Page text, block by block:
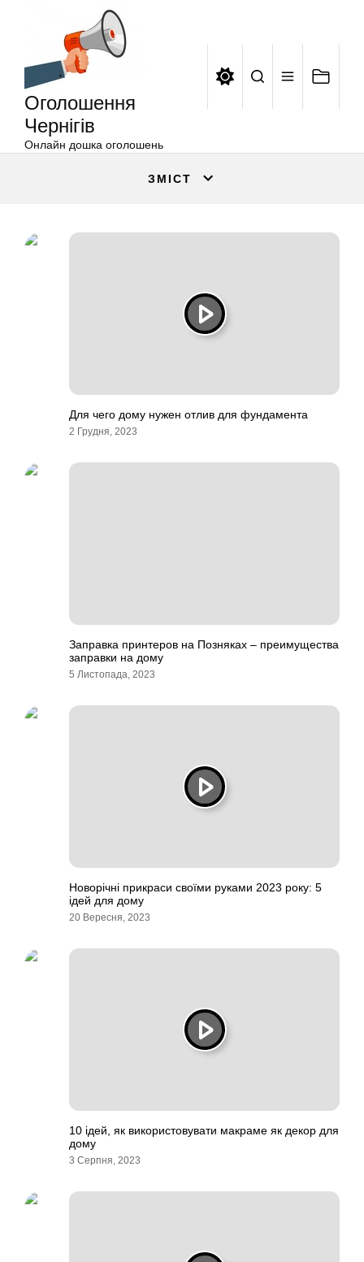
Оголошення
Чернігів
Онлайн дошка оголошень
ЗМІСТ
Для чего дому нужен отлив для фундамента
2 Грудня, 2023
Заправка принтеров на Позняках – преимущества
заправки на дому
5 Листопада, 2023
Новорічні прикраси своїми руками 2023 року: 5
ідей для дому
20 Вересня, 2023
10 ідей, як використовувати макраме як декор для
дому
3 Серпня, 2023